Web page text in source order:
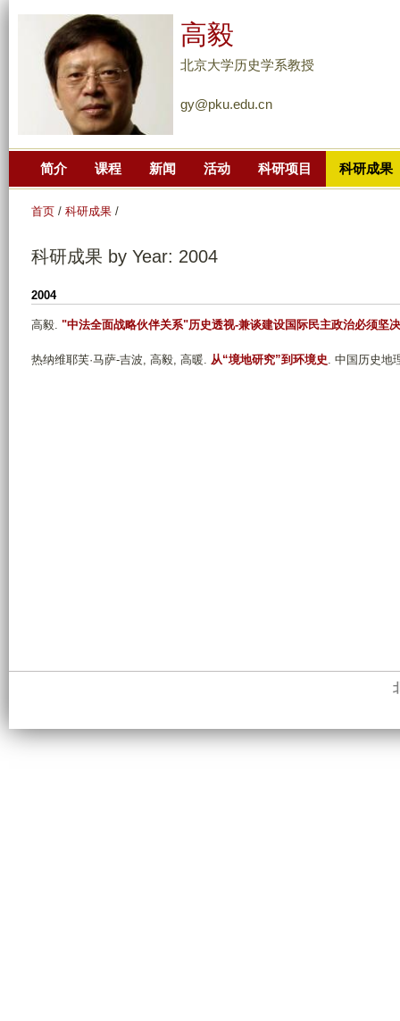
主
要
高毅
北京大学历史学系教授
gy@pku.edu.cn
简介 课程 新闻 活动 科研项目 科研成果
首页 / 科研成果 /
科研成果 by Year: 2004
2004
高毅. "中法全面战略伙伴关系"历史透视-兼谈建设国际民主政治必须坚
热纳维耶芙·马萨-吉波, 高毅, 高暖. 从“境地研究”到环境史. 中国历史地